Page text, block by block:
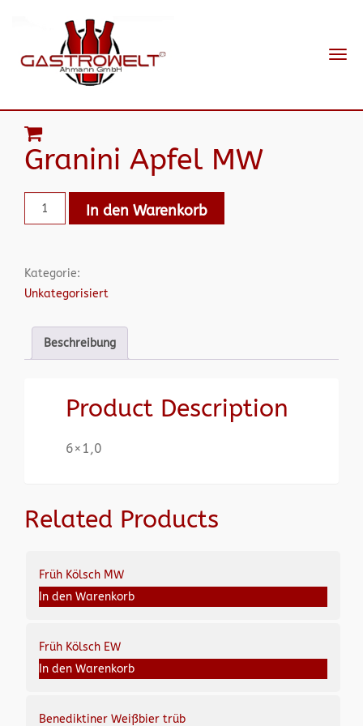
Granini Apfel MW
In den Warenkorb
Kategorie:
Unkategorisiert
Beschreibung
Product Description
6×1,0
Related Products
Früh Kölsch MW
In den Warenkorb
Früh Kölsch EW
In den Warenkorb
Benediktiner Weißbier trüb